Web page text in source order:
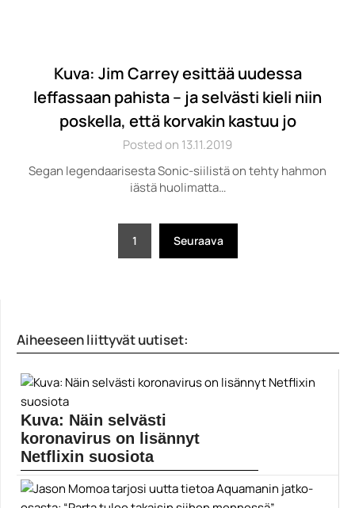
Kuva: Jim Carrey esittää uudessa
leffassaan pahista – ja selvästi kieli niin
poskella, että korvakin kastuu jo
Posted on 13.11.2019
Segan legendaarisesta Sonic-siilistä on tehty hahmon
iästä huolimatta…
1 Seuraava
Aiheeseen liittyvät uutiset:
Kuva: Näin selvästi
koronavirus on lisännyt
Netflixin suosiota
Netflix kiinnostaa ihmisiä nyt huomattavasti enemmän